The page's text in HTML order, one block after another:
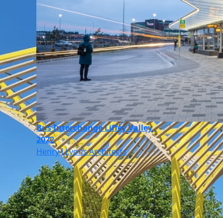
Bus Interchange Liffey Valley ,
2022
Henry J Lyons Architects